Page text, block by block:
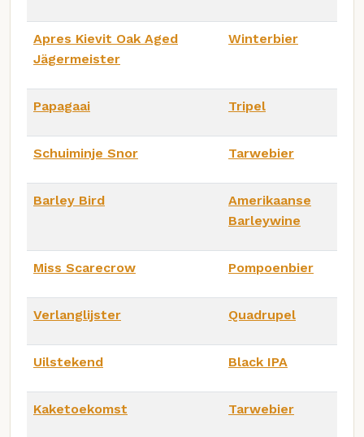
Apres Kievit Oak Aged
Jägermeister
Winterbier
Papagaai Tripel
Schuiminje Snor Tarwebier
Barley Bird
Amerikaanse
Barleywine
Miss Scarecrow Pompoenbier
Verlanglijster Quadrupel
Uilstekend Black IPA
Kaketoekomst Tarwebier